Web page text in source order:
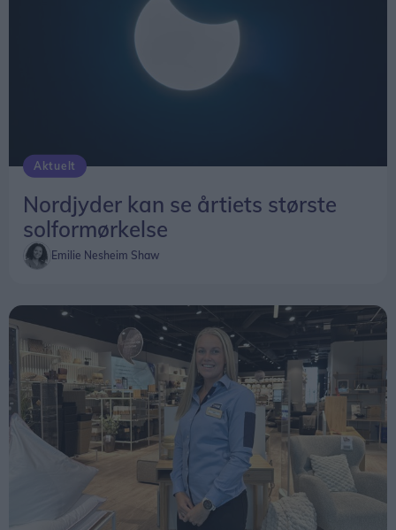
Aktuelt
Nordjyder kan se årtiets største
solformørkelse
Emilie Nesheim Shaw